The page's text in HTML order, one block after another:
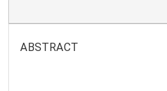
ABSTRACT